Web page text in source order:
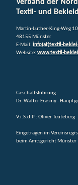
Verband der
Textil- und
Martin-Luther-King-Weg 10
48155 Münster
E-Mail: info(at)textil-
Website: www.textil-
Geschäftsführung:
Dr. Walter Erasmy -
V.i.S.d.P.: Oliver Teuteberg
Eingetragen im
beim Amtsgericht Münster